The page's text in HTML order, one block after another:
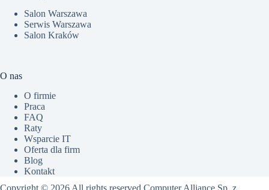
Salon Warszawa
Serwis Warszawa
Salon Kraków
O nas
O firmie
Praca
FAQ
Raty
Wsparcie IT
Oferta dla firm
Blog
Kontakt
Copyright © 2026 All rights reserved Computer Alliance Sp. z